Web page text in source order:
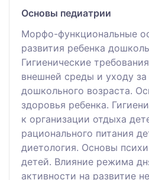
Основы педиатрии
Морфо-функциональные
развития ребенка
Гигиенические
внешней среды и уходу
дошкольного возраста.
здоровья ребенка.
к организации отдыха
рационального питания
диетология. Основы
детей. Влияние режима
активности на развитие